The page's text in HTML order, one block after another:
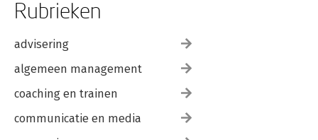
Rubrieken
advisering
algemeen management
coaching en trainen
communicatie en media